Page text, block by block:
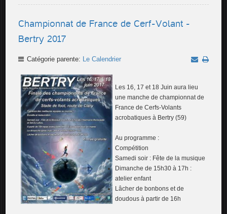
Championnat de France de Cerf-Volant -
Bertry 2017
Catégorie parente: Le Calendrier
Les 16, 17 et 18 Juin aura lieu
une manche de championnat de
France de Cerfs-Volants
acrobatiques à Bertry (59)
Au programme :
Compétition
Samedi soir : Fête de la musique
Dimanche de 15h30 à 17h :
atelier enfant
Lâcher de bonbons et de
doudous à partir de 16h